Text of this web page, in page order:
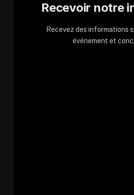
Recevoir notre
Recevez des informations
événement et